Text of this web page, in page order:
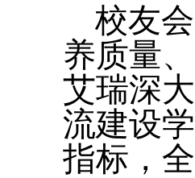
校友
养质量
艾瑞深
流建设
指标，